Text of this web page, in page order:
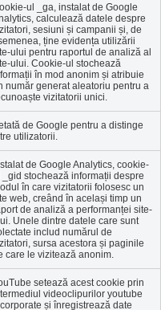
ul _ga, instalat de Google
calculează datele despre
sesiuni și campanii și, de
ține evidența utilizării
ului pentru raportul de analiză al
ului. Cookie-ul stochează
în mod anonim și atribuie
număr generat aleatoriu pentru a
vizitatorii unici.
de Google pentru a distinge
utilizatorii.
de Google Analytics, cookie-
_gid stochează informații despre
în care vizitatorii folosesc un
web, creând în același timp un
de analiză a performanței site-
Unele dintre datele care sunt
includ numărul de
sursa acestora și paginile
care le vizitează anonim.
setează acest cookie prin
videoclipurilor youtube
și înregistrează date